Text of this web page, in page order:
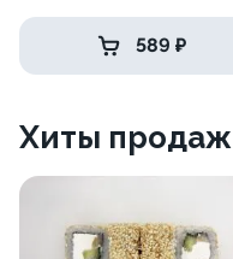
589 ₽
Хиты продаж